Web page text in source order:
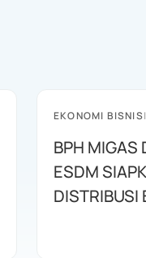
EKONOMI BISNIS|
BPH MIGAS
ESDM
DISTRIBUSI